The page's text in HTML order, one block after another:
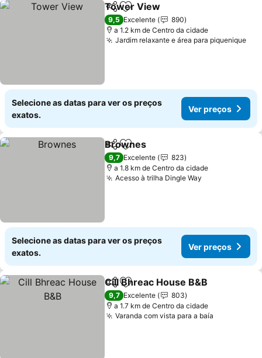
PartilharAdicionar aos favoritos
Tower View
9,5 Excelente
890
a 1.2 km de Centro da cidade
Jardim relaxante e área para piquenique
Selecione as datas para ver os preços
exatos.
Ver preços
PartilharAdicionar aos favoritos
Brownes
9,7 Excelente
823
a 1.8 km de Centro da cidade
Acesso à trilha Dingle Way
Selecione as datas para ver os preços
exatos.
Ver preços
PartilharAdicionar aos favoritos
Cill Bhreac House B&B
9,7 Excelente
803
a 1.7 km de Centro da cidade
Varanda com vista para a baía